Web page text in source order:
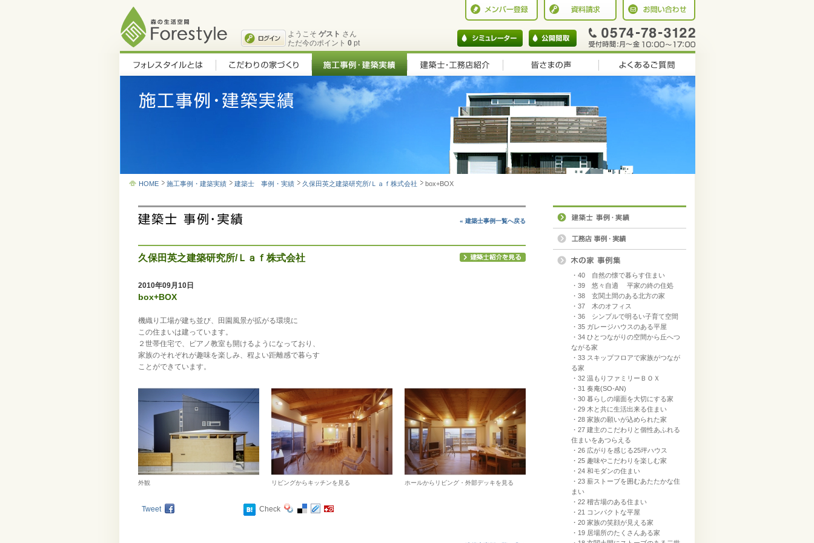
ようこそ ゲスト さん
ただ今のポイント 0 pt
HOME 施工事例・建築実績 建築士 事例・実績 久保田英之建築研究所/Ｌａｆ株式会社 box+BOX
« 建築士事例一覧へ戻る
久保田英之建築研究所/Ｌａｆ株式会社
2010年09月10日
box+BOX
機織り工場が建ち並び、田園風景が拡がる環境に
この住まいは建っています。
２世帯住宅で、ピアノ教室も開けるようになっており、
家族のそれぞれが趣味を楽しみ、程よい距離感で暮らす
ことができています。
外観 リビングからキッチンを見る ホールからリビング・外部デッキを見る
Tweet Check
・40 自然の懐で暮らす住まい
・39 悠々自適 平家の終の住処
・38 玄関土間のある北方の家
・37 木のオフィス
・36 シンプルで明るい子育て空間
・35 ガレージハウスのある平屋
・34 ひとつながりの空間から丘へつ
ながる家
・33 スキップフロアで家族がつなが
る家
・32 温もりファミリーＢＯＸ
・31 奏庵(SO-AN)
・30 暮らしの場面を大切にする家
・29 木と共に生活出来る住まい
・28 家族の願いが込められた家
・27 建主のこだわりと個性あふれる
住まいをあつらえる
・26 広がりを感じる25坪ハウス
・25 趣味やこだわりを楽しむ家
・24 和モダンの住まい
・23 薪ストーブを囲むあたたかな住
まい
・22 稽古場のある住まい
・21 コンパクトな平屋
・20 家族の笑顔が見える家
・19 居場所のたくさんある家